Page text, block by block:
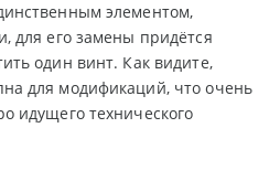
элементом,
для его замены придётся
один винт. Как видите,
для модификаций, что очень
идущего технического